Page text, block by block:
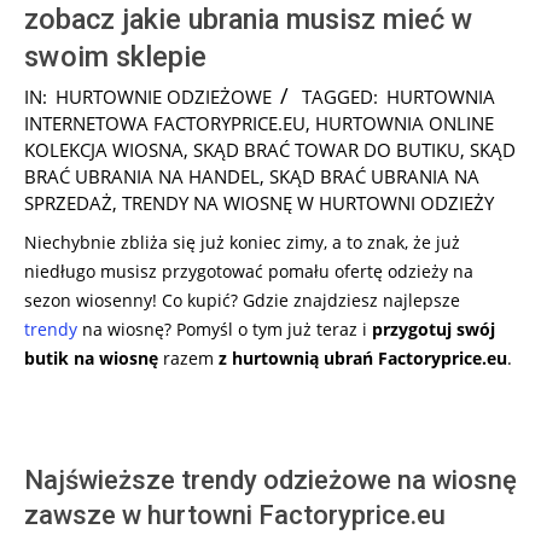
zobacz jakie ubrania musisz mieć w
swoim sklepie
2026-
01-
26
IN: HURTOWNIE ODZIEŻOWE TAGGED: HURTOWNIA
INTERNETOWA FACTORYPRICE.EU, HURTOWNIA ONLINE
KOLEKCJA WIOSNA, SKĄD BRAĆ TOWAR DO BUTIKU, SKĄD
BRAĆ UBRANIA NA HANDEL, SKĄD BRAĆ UBRANIA NA
SPRZEDAŻ, TRENDY NA WIOSNĘ W HURTOWNI ODZIEŻY
Niechybnie zbliża się już koniec zimy, a to znak, że już
niedługo musisz przygotować pomału ofertę odzieży na
sezon wiosenny! Co kupić? Gdzie znajdziesz najlepsze
trendy na wiosnę? Pomyśl o tym już teraz i przygotuj swój
butik na wiosnę razem z hurtownią ubrań Factoryprice.eu.
Najświeższe trendy odzieżowe na wiosnę
zawsze w hurtowni Factoryprice.eu